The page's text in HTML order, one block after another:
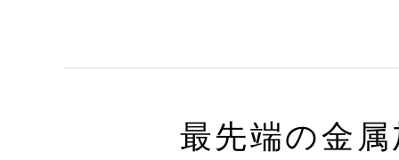
最先端の金